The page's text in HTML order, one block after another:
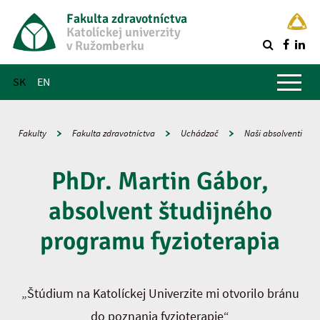
Fakulta zdravotníctva
Katolíckej univerzity
v Ružomberku
SK EN
Hlavné menu
Fakulty Fakulta zdravotníctva Uchádzač Naši absolventi
PhDr. Martin Gábor,
absolvent študijného
programu fyzioterapia
„Štúdium na Katolíckej Univerzite mi otvorilo bránu
do poznania fyzioterapie“